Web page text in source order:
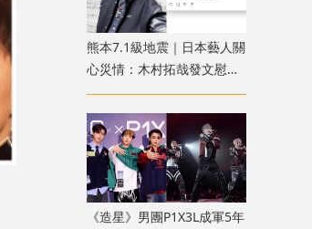
熊本7.1級地震｜日本藝人關
心災情：木村拓哉發文慰
問、橋本愛心痛家鄉受災
《造星》男團P1X3L成軍5年